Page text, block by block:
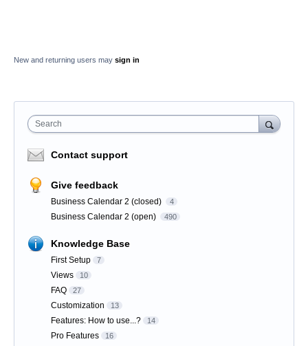
New and returning users may sign in
Search
Contact support
Give feedback
Business Calendar 2 (closed) 4
Business Calendar 2 (open) 490
Knowledge Base
First Setup 7
Views 10
FAQ 27
Customization 13
Features: How to use...? 14
Pro Features 16